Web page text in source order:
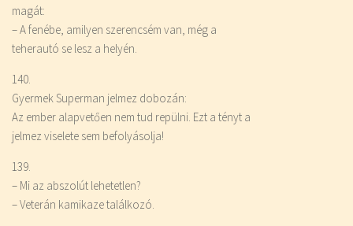
magát:
– A fenébe, amilyen szerencsém van, még a
teherautó se lesz a helyén.
140.
Gyermek Superman jelmez dobozán:
Az ember alapvetően nem tud repülni. Ezt a tényt a
jelmez viselete sem befolyásolja!
139.
– Mi az abszolút lehetetlen?
– Veterán kamikaze találkozó.